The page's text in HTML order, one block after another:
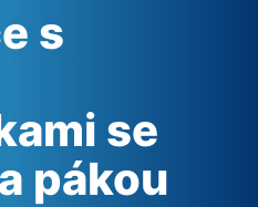
s
se
pákou